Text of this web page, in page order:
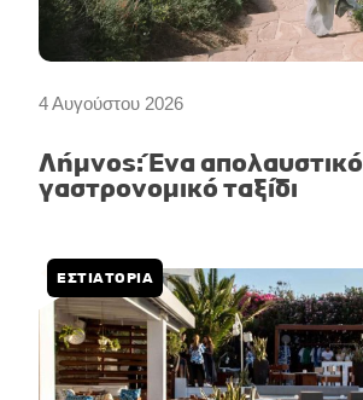
4 Αυγούστου 2026
Λήμνος: Ένα απολαυστικό
γαστρονομικό ταξίδι
ΕΣΤΙΑΤΟΡΙΑ